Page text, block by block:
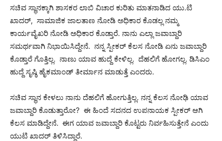
ಸಚಿವ ಸ್ಥಾನಕ್ಕಾಗಿ ಶಾಸಕರ ಲಾಬಿ ವಿಚಾರ ಕುರಿತು ಮಾತನಾಡಿದ ಯು.ಟಿ
ಖಾದರ್, ಸಾಮಾಜಿಕ ಜಾಲತಾಣ ನೋಡಿ ಅಧಿಕಾರ ಕೊಡಲ್ಲ ನಮ್ಮ
ಕಾರ್ಯವೈಖರಿ ನೋಡಿ ಅಧಿಕಾರ ಕೊಡ್ತಾರೆ. ನಾನು ಎಲ್ಲಾ ಜವಾಬ್ದಾರಿ
ಸಮರ್ಥವಾಗಿ ನಿಭಾಯಿಸಿದ್ದೇನೆ. ನನ್ನ ಸ್ಪೀಕರ್ ಕೆಲಸ ನೋಡಿ ಏನು ಜವಾಬ್ದಾರಿ
ಕೊಡ್ತಾರೆ ಗೊತ್ತಿಲ್ಲ. ನಾಣು ಯಾವ ಹುದ್ದೆ ಕೇಳಿಲ್ಲ. ದೆಹಲಿಗೆ ಹೋಗಲ್ಲ. ಡಿಸಿಎಂ
ಹುದ್ದೆ ಸೃಷ್ಠಿ ಹೈಕಮಾಂಡ್ ತೀರ್ಮಾನ ಮಾಡುತ್ತೆ ಎಂದರು.
ಸಚಿವ ಸ್ಥಾನ ಕೇಳಲು ನಾನು ದೆಹಲಿಗೆ ಹೋಗುತ್ತಿಲ್ಲ. ನನ್ನ ಕೆಲಸ ನೋಢಿ ಯಾವ
ಜವಾಬ್ದಾರಿ ಕೊಡುತ್ತಾರೋ? ಈ ಹಿಂದೆ ಸದನದ ಉಪನಾಯಕ ಸ್ಪೀಕರ್ ಆಗಿ
ಕೆಲಸ ಮಾಡಿದ್ದೇನೆ. ಈಗ ಯಾವ ಜವಾಬ್ದಾರಿ ಕೊಟ್ಟರು ನಿರ್ವಹಿಸುತ್ತೇನೆ ಎಂದು
ಯುಟಿ ಖಾದರ್ ತಿಳಿಸಿದ್ದಾರೆ.